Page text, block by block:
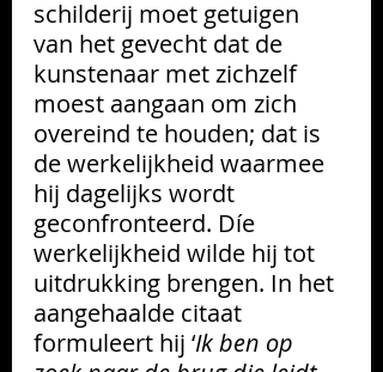
schilderij moet getuigen
van het gevecht dat de
kunstenaar met zichzelf
moest aangaan om zich
overeind te houden; dat is
de werkelijkheid waarmee
hij dagelijks wordt
geconfronteerd. Díe
werkelijkheid wilde hij tot
uitdrukking brengen. In het
aangehaalde citaat
formuleert hij ‘Ik ben op